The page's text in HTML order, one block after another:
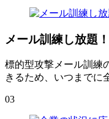
メール訓練し放題！
標的型攻撃メール訓練
きるため、いつまでに
03